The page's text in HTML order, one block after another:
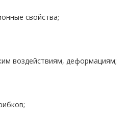
свойства;
воздействиям, деформациям;